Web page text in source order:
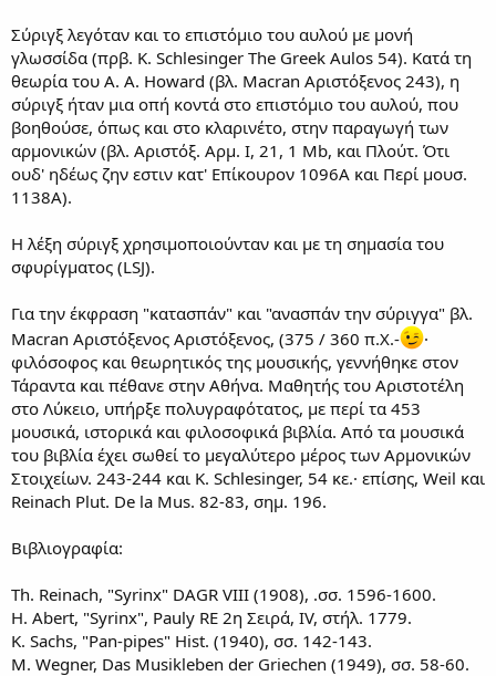
Σύριγξ λεγόταν και το επιστόμιο του αυλού με μονή
γλωσσίδα (πρβ. Κ. Schlesinger The Greek Aulos 54). Κατά τη
θεωρία του Α. Α. Howard (βλ. Macran Αριστόξενος 243), η
σύριγξ ήταν μια οπή κοντά στο επιστόμιο του αυλού, που
βοηθούσε, όπως και στο κλαρινέτο, στην παραγωγή των
αρμονικών (βλ. Αριστόξ. Αρμ. Ι, 21, 1 Mb, και Πλούτ. Ότι
ουδ' ηδέως ζην εστιν κατ' Επίκουρον 1096Α και Περί μουσ.
1138Α).
Η λέξη σύριγξ χρησιμοποιούνταν και με τη σημασία του
σφυρίγματος (LSJ).
Για την έκφραση "κατασπάν" και "ανασπάν την σύριγγα" βλ.
Macran Αριστόξενος Αριστόξενος, (375 / 360 π.Χ.-
·
φιλόσοφος και θεωρητικός της μουσικής, γεννήθηκε στον
Τάραντα και πέθανε στην Αθήνα. Μαθητής του Αριστοτέλη
στο Λύκειο, υπήρξε πολυγραφότατος, με περί τα 453
μουσικά, ιστορικά και φιλοσοφικά βιβλία. Από τα μουσικά
του βιβλία έχει σωθεί το μεγαλύτερο μέρος των Αρμονικών
Στοιχείων. 243-244 και Κ. Schlesinger, 54 κε.· επίσης, Weil και
Reinach Plut. De la Mus. 82-83, σημ. 196.
Βιβλιογραφία:
Th. Reinach, "Syrinx" DAGR VIII (1908), .σσ. 1596-1600.
H. Abert, "Syrinx", Pauly RE 2η Σειρά, IV, στήλ. 1779.
Κ. Sachs, "Pan-pipes" Hist. (1940), σσ. 142-143.
M. Wegner, Das Musikleben der Griechen (1949), σσ. 58-60.